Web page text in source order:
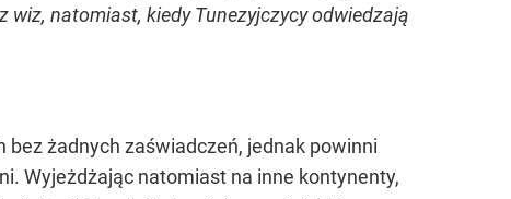
natomiast, kiedy Tunezyjczycy odwiedzają
żadnych zaświadczeń, jednak powinni
Wyjeżdżając natomiast na inne kontynenty,